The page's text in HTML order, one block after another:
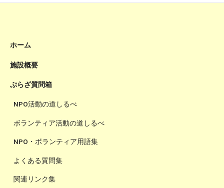
ホーム
施設概要
ぷらざ質問箱
NPO活動の道しるべ
ボランティア活動の道しるべ
NPO・ボランティア用語集
よくある質問集
関連リンク集